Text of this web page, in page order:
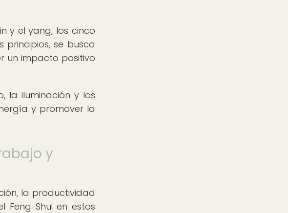
y el yang, los cinco
principios, se busca
un impacto positivo
la iluminación y los
y promover la
y
la productividad
Feng Shui en estos